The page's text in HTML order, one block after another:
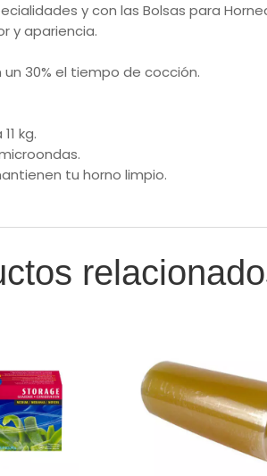
y con las Bolsas para
y apariencia.
30% el tiempo de cocción.
kg.
tu horno limpio.